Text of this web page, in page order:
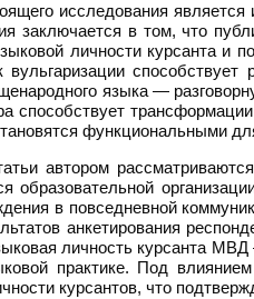
исследования
заключается в том, что
личности курсанта и
вульгаризации
языка —
способствует
функциональными
автором
образовательной
в повседневной
анкетирования
личность курсанта
практике. Под
курсантов, что